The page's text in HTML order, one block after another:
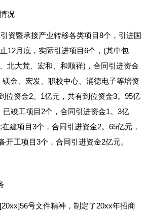
况
资暨承接产业转移各类项目8个，引进国
12月底，实际引进项目6个，(其中包
北大荒、宏和、和顺祥)，合同引进资金
金、宏发、职校中心、涌德电子等增资
位资金2。1亿元，共有到位资金3。95亿
已竣工项目2个，合同引进资金1。3亿
建项目3个，合同引进资金2。65亿元，
开工项目3个，合同引进资金2亿元。
号文件精神，制定了20xx年招商